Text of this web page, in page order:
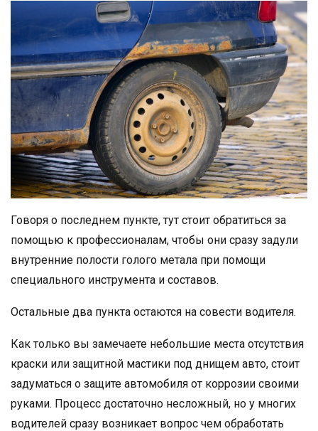
Говоря о последнем пункте, тут стоит обратиться за
помощью к профессионалам, чтобы они сразу задули
внутренние полости голого метала при помощи
специального инструмента и составов.
Остальные два пункта остаются на совести водителя.
Как только вы замечаете небольшие места отсутствия
краски или защитной мастики под днищем авто, стоит
задуматься о защите автомобиля от коррозии своими
руками. Процесс достаточно несложный, но у многих
водителей сразу возникает вопрос чем обработать